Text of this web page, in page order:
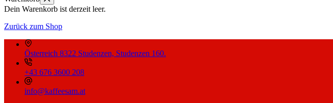
Dein Warenkorb ist derzeit leer.
Zurück zum Shop
Österreich 8322 Studenzen, Studenzen 160.
+43 676 3600 208
info@kaffeesam.at